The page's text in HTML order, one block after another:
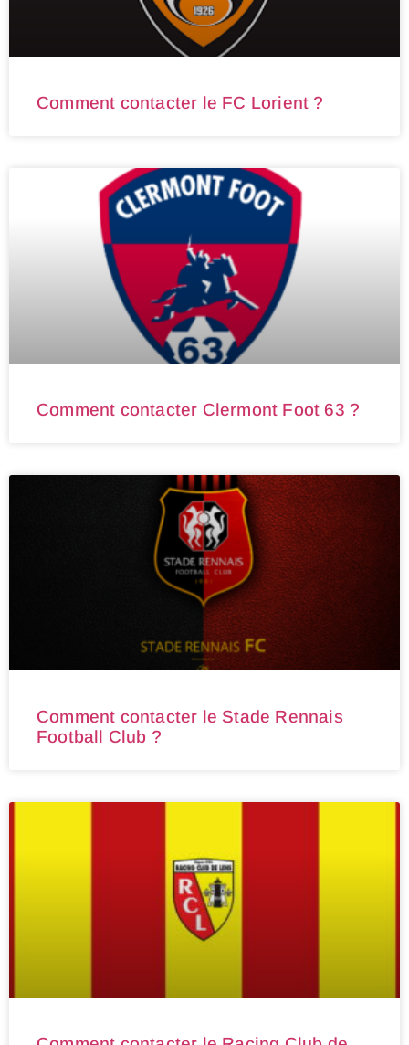
Comment contacter le FC Lorient ?
Comment contacter Clermont Foot 63 ?
Comment contacter le Stade Rennais
Football Club ?